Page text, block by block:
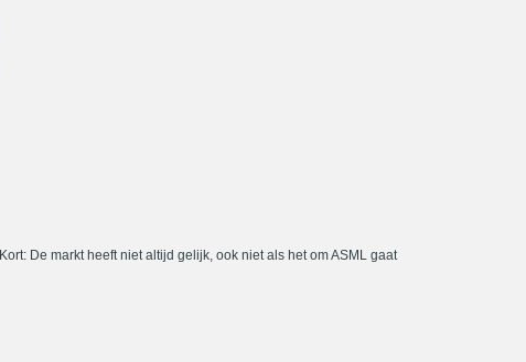
Kort: De markt heeft niet altijd gelijk, ook niet als het om ASML gaat